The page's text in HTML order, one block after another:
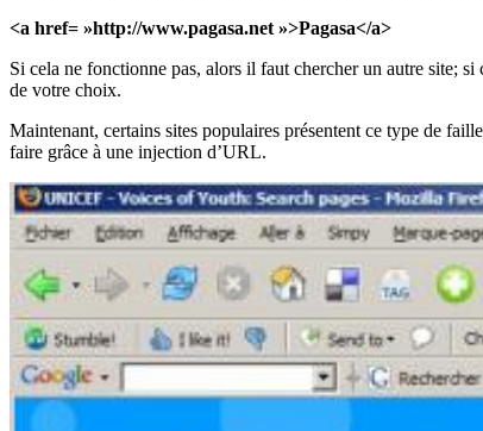
<a href= »http://www.pagasa.net »>Pagasa</a>
Si cela ne fonctionne pas, alors il faut chercher un autre site;
de votre choix.
Maintenant, certains sites populaires présentent ce type de
faire grâce à une injection d’URL.